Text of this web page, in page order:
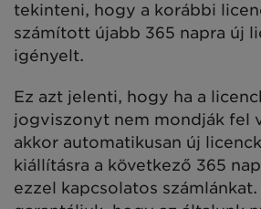
tekinteni, hogy a korábbi
számított újabb 365 napra új
igényelt.
Ez azt jelenti, hogy ha a
jogviszonyt nem mondják fel
akkor automatikusan új
kiállításra a következő 365
ezzel kapcsolatos számlánkat.